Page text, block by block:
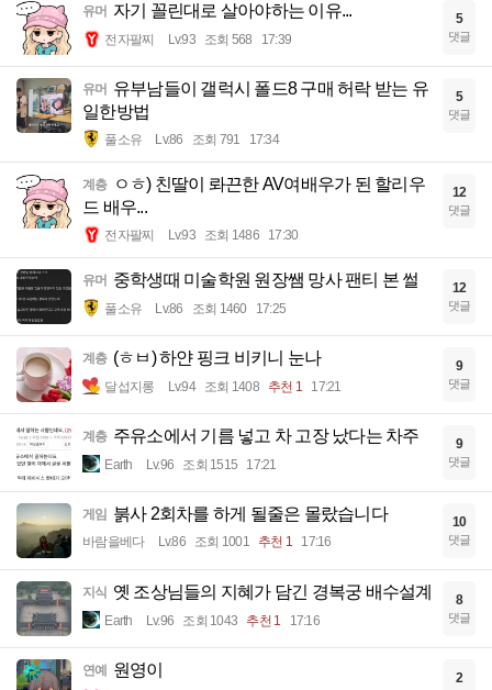
유머 자기 꼴린대로 살아야하는 이유...
전자팔찌 Lv.93 조회 568 17:39
5
댓글
유머 유부남들이 갤럭시 폴드8 구매 허락 받는 유
일한방법
풀소유 Lv.86 조회 791 17:34
5
댓글
계층
ㅇㅎ) 친딸이 롸끈한 AV여배우가 된 할리우
드 배우...
전자팔찌 Lv.93 조회 1486 17:30
12
댓글
유머 중학생때 미술학원 원장쌤 망사 팬티 본 썰
풀소유 Lv.86 조회 1460 17:25
12
댓글
계층 (ㅎㅂ) 하얀 핑크 비키니 눈나
달섭지롱 Lv.94 조회 1408 추천 1 17:21
9
댓글
계층 주유소에서 기름 넣고 차 고장 났다는 차주
Earth Lv.96 조회 1515 17:21
9
댓글
게임 붉사 2회차를 하게 될줄은 몰랐습니다
바람을베다 Lv.86 조회 1001 추천 1 17:16
10
댓글
지식 옛 조상님들의 지혜가 담긴 경복궁 배수설계
Earth Lv.96 조회 1043 추천 1 17:16
8
댓글
연예 원영이 2